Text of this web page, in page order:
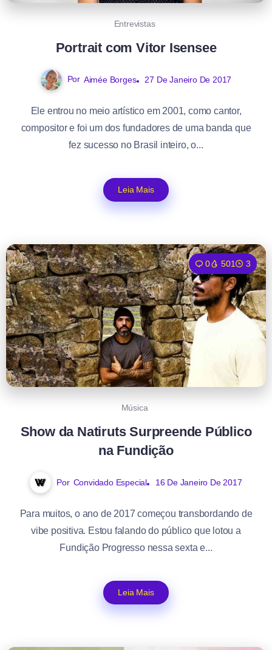
Entrevistas
Portrait com Vitor Isensee
Por Aimée Borges 27 De Janeiro De 2017
Ele entrou no meio artístico em 2001, como cantor,
compositor e foi um dos fundadores de uma banda que
fez sucesso no Brasil inteiro, o...
Leia Mais
0 501 3
Música
Show da Natiruts Surpreende Público
na Fundição
Por Convidado Especial 16 De Janeiro De 2017
Para muitos, o ano de 2017 começou transbordando de
vibe positiva. Estou falando do público que lotou a
Fundição Progresso nessa sexta e...
Leia Mais